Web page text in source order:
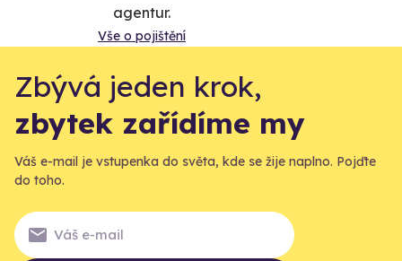
agentur.
Vše o pojištění
Zbývá jeden krok,
zbytek zařídíme my
Váš e-mail je vstupenka do světa, kde se žije naplno. Pojďte
do toho.